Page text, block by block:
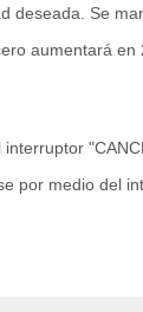
deseada. Se
aumentará
por medio del